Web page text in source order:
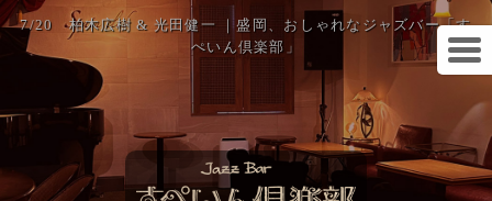
7/20 柏木広樹 & 光田健一 ｜盛岡、おしゃれなジャズバー「す
ぺいん倶楽部」